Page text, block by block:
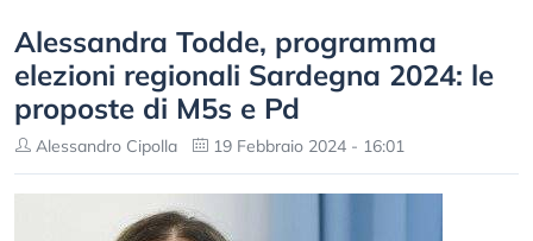
Alessandra Todde, programma
elezioni regionali Sardegna 2024: le
proposte di M5s e Pd
Alessandro Cipolla 19 Febbraio 2024 - 16:01